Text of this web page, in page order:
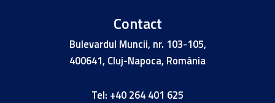
Contact
Bulevardul Muncii, nr. 103-105,
400641, Cluj-Napoca, România
Tel: +40 264 401 625